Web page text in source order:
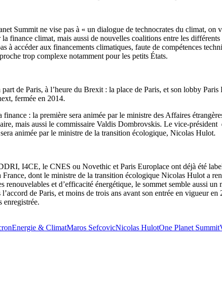
Summit ne vise pas à « un dialogue de technocrates du climat, on
finance climat, mais aussi de nouvelles coalitions entre les
à accéder aux financements climatiques, faute de compétences
trop complexe notamment pour les petits États.
de Paris, à l’heure du Brexit : la place de Paris, et son lobby
fermée en 2014.
: la première sera animée par le ministre des Affaires
mais aussi le commissaire Valdis Dombrovskis. Le vice-
animée par le ministre de la transition écologique, Nicolas Hulot.
I4CE, le CNES ou Novethic et Paris Europlace ont déjà été
dont le ministre de la transition écologique Nicolas Hulot a
et d’efficacité énergétique, le sommet semble aussi
de Paris, et moins de trois ans avant son entrée en vigueur en
enregistrée.
Energie & ClimatMaros SefcovicNicolas HulotOne Planet Summit